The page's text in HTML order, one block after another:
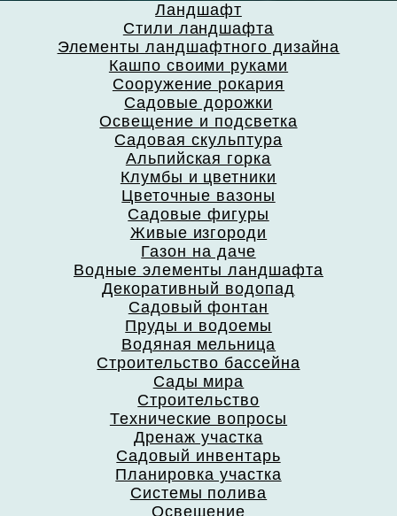
Ландшафт
Стили ландшафта
Элементы ландшафтного дизайна
Кашпо своими руками
Сооружение рокария
Садовые дорожки
Освещение и подсветка
Садовая скульптура
Альпийская горка
Клумбы и цветники
Цветочные вазоны
Садовые фигуры
Живые изгороди
Газон на даче
Водные элементы ландшафта
Декоративный водопад
Садовый фонтан
Пруды и водоемы
Водяная мельница
Строительство бассейна
Сады мира
Строительство
Технические вопросы
Дренаж участка
Садовый инвентарь
Планировка участка
Системы полива
Освещение